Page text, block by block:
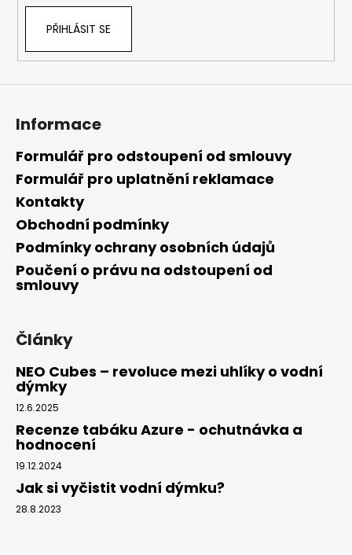
PŘIHLÁSIT SE
Informace
Formulář pro odstoupení od smlouvy
Formulář pro uplatnění reklamace
Kontakty
Obchodní podmínky
Podmínky ochrany osobních údajů
Poučení o právu na odstoupení od
smlouvy
Články
NEO Cubes – revoluce mezi uhlíky o vodní
dýmky
12.6.2025
Recenze tabáku Azure - ochutnávka a
hodnocení
19.12.2024
Jak si vyčistit vodní dýmku?
28.8.2023